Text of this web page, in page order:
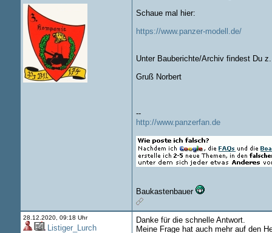
Schaue mal hier:
https://www.panzer-modell.de/
Unter Bauberichte/Archiv findest Du
Gruß Norbert
--
http://www.panzerfan.de
Baukastenbauer
28.12.2020, 09:18 Uhr
Listiger_Lurch
Danke für die schnelle Antwort.
Meine Frage hat auch mehr auf den